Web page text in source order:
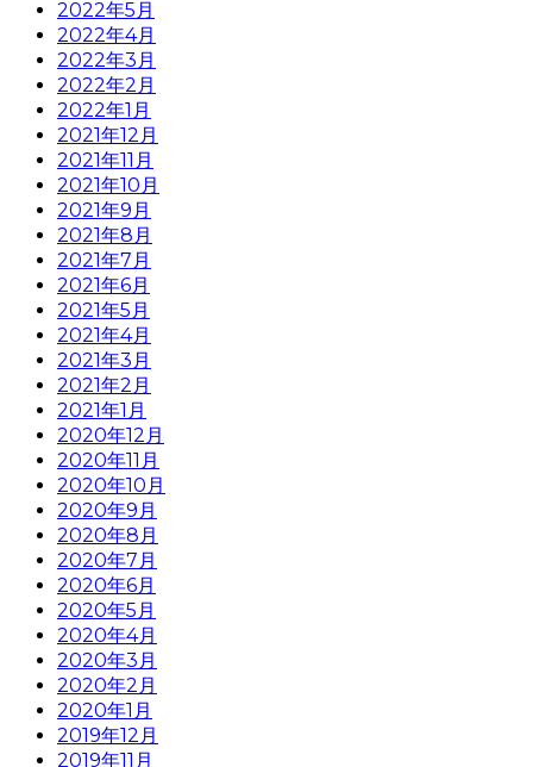
2022年5月
2022年4月
2022年3月
2022年2月
2022年1月
2021年12月
2021年11月
2021年10月
2021年9月
2021年8月
2021年7月
2021年6月
2021年5月
2021年4月
2021年3月
2021年2月
2021年1月
2020年12月
2020年11月
2020年10月
2020年9月
2020年8月
2020年7月
2020年6月
2020年5月
2020年4月
2020年3月
2020年2月
2020年1月
2019年12月
2019年11月